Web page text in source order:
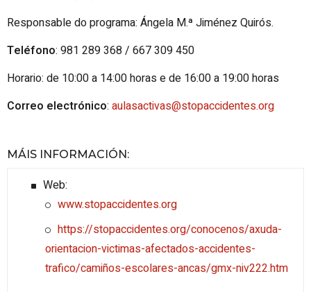
Responsable do programa: Ángela M.ª Jiménez Quirós.
Teléfono: 981 289 368 / 667 309 450
Horario: de 10:00 a 14:00 horas e de 16:00 a 19:00 horas
Correo electrónico: aulasactivas@stopaccidentes.org
MÁIS INFORMACIÓN:
Web:
www.stopaccidentes.org
https://stopaccidentes.org/conocenos/axuda-
orientacion-victimas-afectados-accidentes-
trafico/camiños-escolares-ancas/gmx-niv222.htm